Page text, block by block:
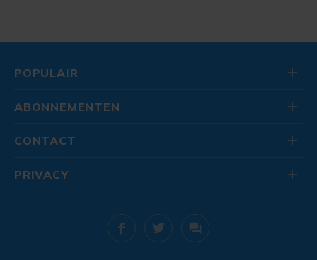
POPULAIR
ABONNEMENTEN
CONTACT
PRIVACY